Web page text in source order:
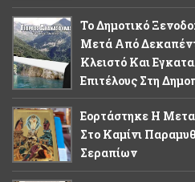
Το Δημοτικό
Μετά Από
Κλειστό Και
Επιτέλους Στη
Εορτάστηκε Η
Στο Καμίνι
Σεραπίων